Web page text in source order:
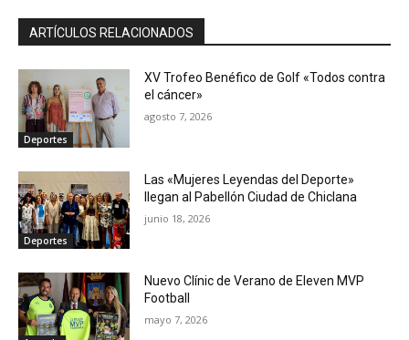
ARTÍCULOS RELACIONADOS
Deportes
XV Trofeo Benéfico de Golf «Todos contra
el cáncer»
agosto 7, 2026
Deportes
Las «Mujeres Leyendas del Deporte»
llegan al Pabellón Ciudad de Chiclana
junio 18, 2026
Nuevo Clínic de Verano de Eleven MVP
Football
mayo 7, 2026